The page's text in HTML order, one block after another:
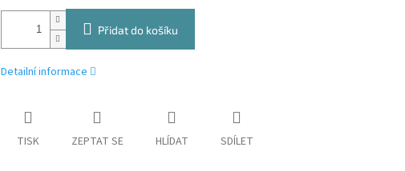
Přidat do košíku
Detailní informace
TISK ZEPTAT SE HLÍDAT SDÍLET